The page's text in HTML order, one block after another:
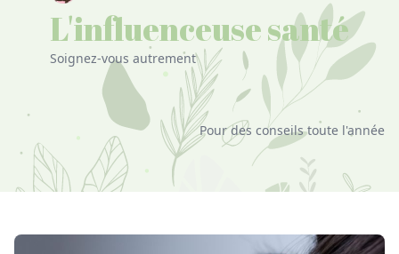
L'influenceuse santé
Soignez-vous autrement
Pour des conseils toute l'année